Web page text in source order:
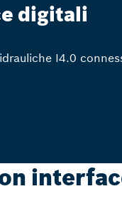
digitali
I4.0